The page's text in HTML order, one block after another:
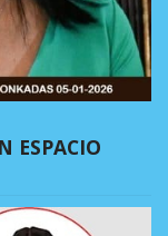
ESPACIO